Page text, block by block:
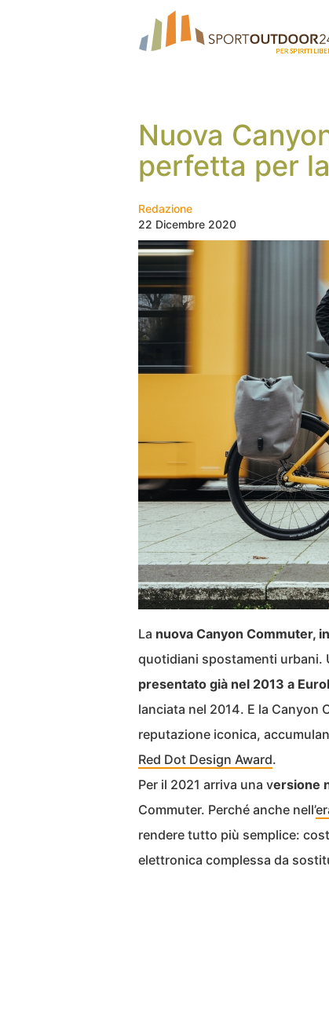
Nuova
perfetta per
Redazione
22 Dicembre 2020
La nuova Canyon Commuter,
quotidiani spostamenti urbani.
presentato già nel 2013 a
lanciata nel 2014. E la Canyon
reputazione iconica,
Red Dot Design Award.
Per il 2021 arriva una versione
Commuter. Perché anche nell’
rendere tutto più semplice:
elettronica complessa da